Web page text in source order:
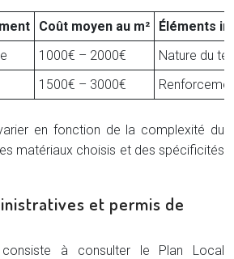
Coût moyen au m²
Éléments
1000€ – 2000€
Nature du
1500€ – 3000€
en fonction de la complexité du
matériaux choisis et des spécificités
et permis de
à consulter le Plan Local